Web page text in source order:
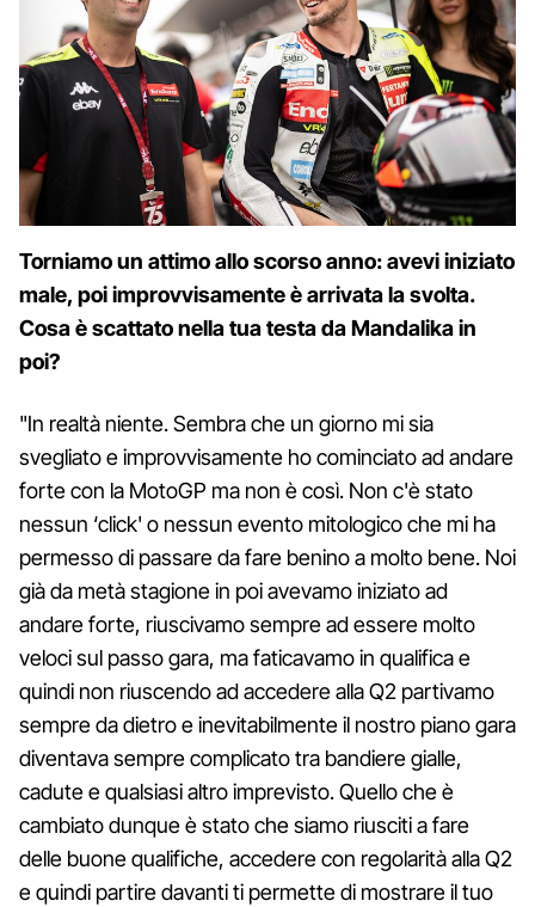
Torniamo un attimo allo scorso anno: avevi iniziato
male, poi improvvisamente è arrivata la svolta.
Cosa è scattato nella tua testa da Mandalika in
poi?
"In realtà niente. Sembra che un giorno mi sia
svegliato e improvvisamente ho cominciato ad andare
forte con la MotoGP ma non è così. Non c'è stato
nessun ‘click' o nessun evento mitologico che mi ha
permesso di passare da fare benino a molto bene. Noi
già da metà stagione in poi avevamo iniziato ad
andare forte, riuscivamo sempre ad essere molto
veloci sul passo gara, ma faticavamo in qualifica e
quindi non riuscendo ad accedere alla Q2 partivamo
sempre da dietro e inevitabilmente il nostro piano gara
diventava sempre complicato tra bandiere gialle,
cadute e qualsiasi altro imprevisto. Quello che è
cambiato dunque è stato che siamo riusciti a fare
delle buone qualifiche, accedere con regolarità alla Q2
e quindi partire davanti ti permette di mostrare il tuo